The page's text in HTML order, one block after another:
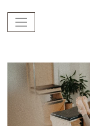
Menu
Paginacja